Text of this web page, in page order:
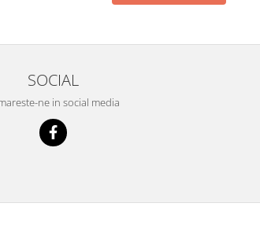
SOCIAL
ne in social media